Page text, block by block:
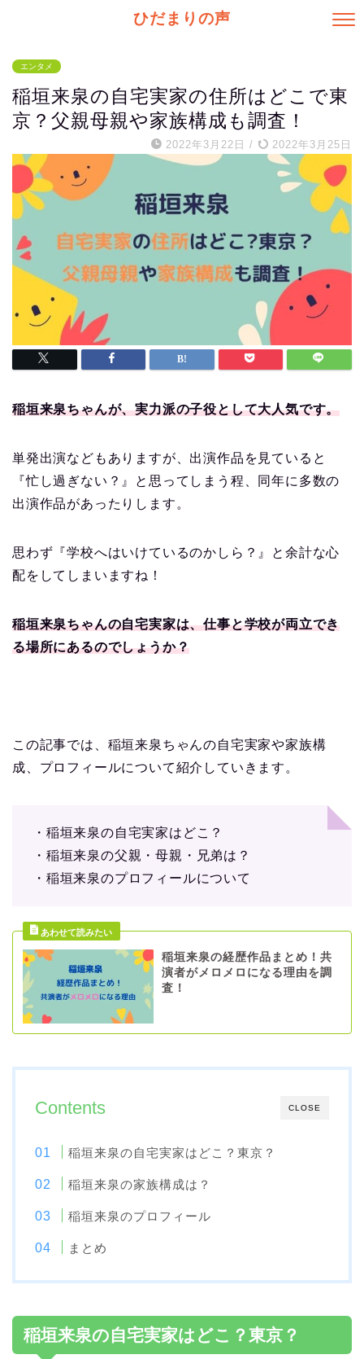
ひだまりの声
エンタメ
稲垣来泉の自宅実家の住所はどこで東
京？父親母親や家族構成も調査！
2022年3月22日 / 2022年3月25日
稲垣来泉ちゃんが、実力派の子役として大人気です。
単発出演などもありますが、出演作品を見ていると
『忙し過ぎない？』と思ってしまう程、同年に多数の
出演作品があったりします。
思わず『学校へはいけているのかしら？』と余計な心
配をしてしまいますね！
稲垣来泉ちゃんの自宅実家は、仕事と学校が両立でき
る場所にあるのでしょうか？
この記事では、稲垣来泉ちゃんの自宅実家や家族構
成、プロフィールについて紹介していきます。
・稲垣来泉の自宅実家はどこ？
・稲垣来泉の父親・母親・兄弟は？
・稲垣来泉のプロフィールについて
稲垣来泉の経歴作品まとめ！共
演者がメロメロになる理由を調
査！
CLOSE
Contents
稲垣来泉の自宅実家はどこ？東京？
稲垣来泉の家族構成は？
稲垣来泉のプロフィール
まとめ
稲垣来泉の自宅実家はどこ？東京？